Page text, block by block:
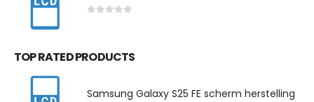
TOP RATED PRODUCTS
Samsung Galaxy S25 FE scherm herstelling